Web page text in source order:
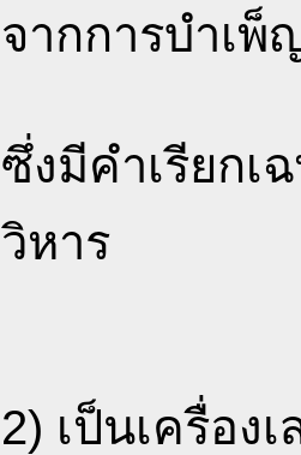
จากการบำเพ็
ซึ่งมีคำเรียกเ
วิหาร
2) เป็นเครื่อง